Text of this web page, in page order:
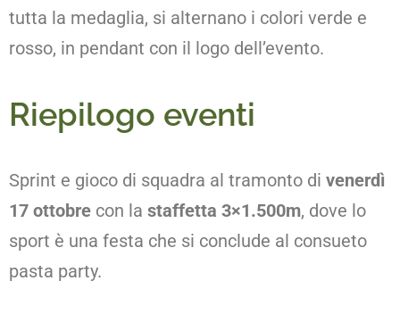
tutta la medaglia, si alternano i colori verde e
rosso, in pendant con il logo dell’evento.
Riepilogo eventi
Sprint e gioco di squadra al tramonto di venerdì
17 ottobre con la staffetta 3×1.500m, dove lo
sport è una festa che si conclude al consueto
pasta party.